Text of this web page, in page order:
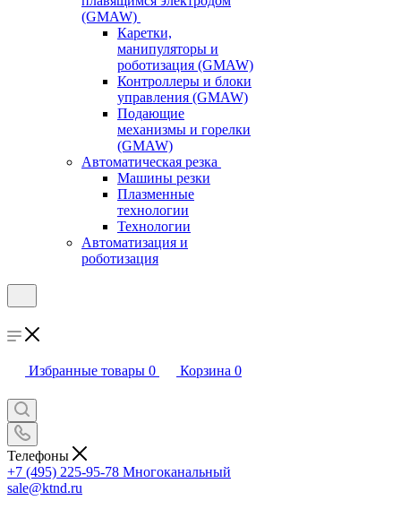
(GMAW)
Каретки,
манипуляторы и
роботизация (GMAW)
Контроллеры и блоки
управления (GMAW)
Подающие
механизмы и горелки
(GMAW)
Автоматическая резка
Машины резки
Плазменные
технологии
Технологии
Автоматизация и
роботизация
Избранные товары 0 Корзина 0
Телефоны
+7 (495) 225-95-78 Многоканальный
sale@ktnd.ru